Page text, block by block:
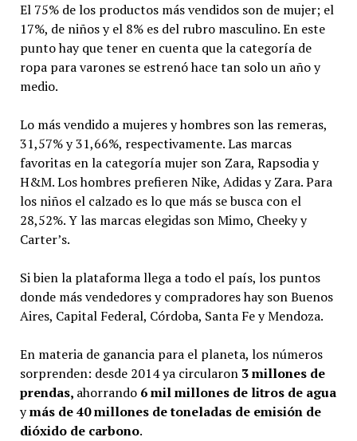
El 75% de los productos más vendidos son de mujer; el
17%, de niños y el 8% es del rubro masculino. En este
punto hay que tener en cuenta que la categoría de
ropa para varones se estrenó hace tan solo un año y
medio.
Lo más vendido a mujeres y hombres son las remeras,
31,57% y 31,66%, respectivamente. Las marcas
favoritas en la categoría mujer son Zara, Rapsodia y
H&M. Los hombres prefieren Nike, Adidas y Zara. Para
los niños el calzado es lo que más se busca con el
28,52%. Y las marcas elegidas son Mimo, Cheeky y
Carter’s.
Si bien la plataforma llega a todo el país, los puntos
donde más vendedores y compradores hay son Buenos
Aires, Capital Federal, Córdoba, Santa Fe y Mendoza.
En materia de ganancia para el planeta, los números
sorprenden: desde 2014 ya circularon 3 millones de
prendas, ahorrando 6 mil millones de litros de agua
ymás de 40 millones de toneladas de emisión de
dióxido de carbono.